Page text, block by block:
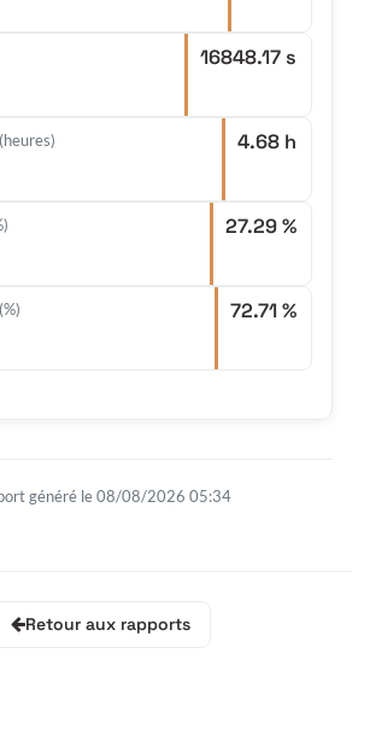
16848.17 s
4.68 h
27.29 %
72.71 %
généré le 08/08/2026 05:34
Retour aux rapports